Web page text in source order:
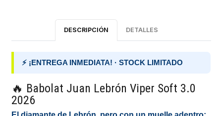
DESCRIPCIÓN DETALLES
⚡ ¡ENTREGA INMEDIATA! · STOCK LIMITADO
🔥 Babolat Juan Lebrón Viper Soft 3.0
2026